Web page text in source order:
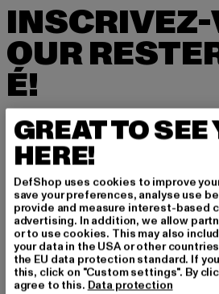
INSCRIVEZ-
OUR
É!
Inscrivez-vous ici à notre
z à l'avenir des informations
actuelles, les offres et les
e DefShop par e-mail!
Quels sont les produits qui vous
HOMME
FEMME
GREAT TO SEE
HERE!
DefShop uses cookies to improve
save your preferences, analyse use
provide and measure interest-based
advertising. In addition, we allow
or to use cookies. This may also
your data in the USA or other
the EU data protection standard. If
this, click on "Custom settings". By
agree to this. Data protection